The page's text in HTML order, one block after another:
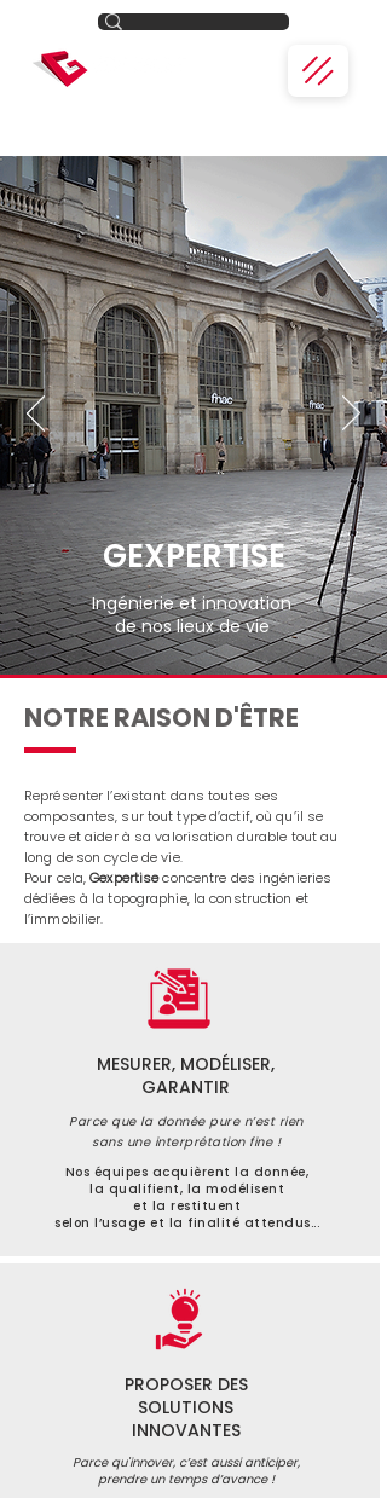
GEXPERTISE
Ingénierie et innovation
de nos lieux de vie
NOTRE RAISON D'ÊTRE
Représenter l’existant dans toutes ses
composantes, sur tout type d’actif, où qu’il se
trouve et aider à sa valorisation durable tout au
long de son cycle de vie.
Pour cela,Gexpertiseconcentre des ingénieries
dédiées à la topographie, la construction et
l’immobilier.
MESURER, MODÉLISER,
GARANTIR
Parce que la donnée pure n’est rien
sans une interprétation fine !
Nos équipes acquièrent la donnée,
la qualifient, la modélisent
et la restituent
selon l’usage et la finalité attendus...
PROPOSER DES
SOLUTIONS
INNOVANTES
Parce qu'innover, c’est aussi anticiper,
prendre un temps d’avance !